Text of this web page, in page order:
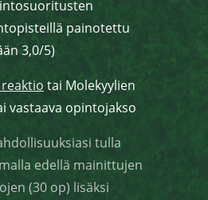
painotettu
3,0/5)
tai Molekyylien
vastaava opintojakso
tulla
edellä mainittujen
(30 op) lisäksi